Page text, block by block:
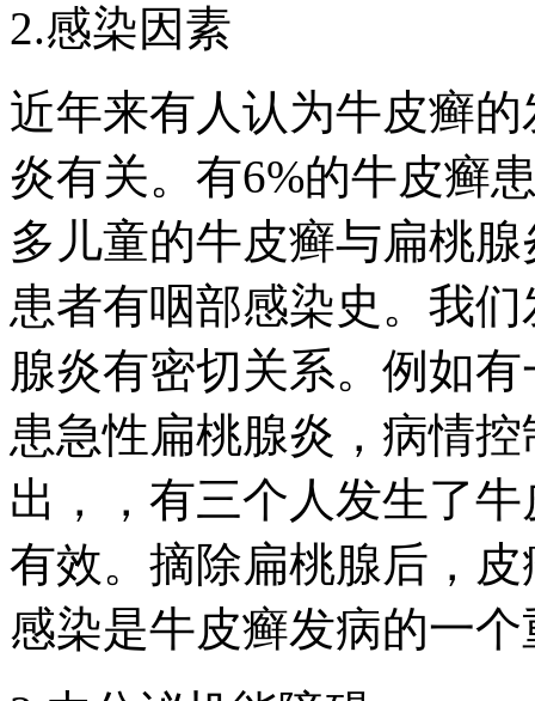
2.感染因素
近年来有人认为牛皮癣
炎有关。有6%的牛皮癣
多儿童的牛皮癣与扁桃
患者有咽部感染史。我
腺炎有密切关系。例如
患急性扁桃腺炎，病情控
出，，有三个人发生了
有效。摘除扁桃腺后，
感染是牛皮癣发病的一